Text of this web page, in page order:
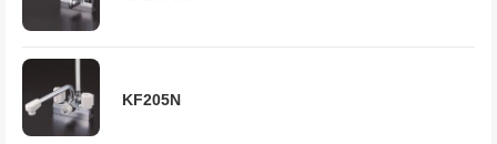
KF205N